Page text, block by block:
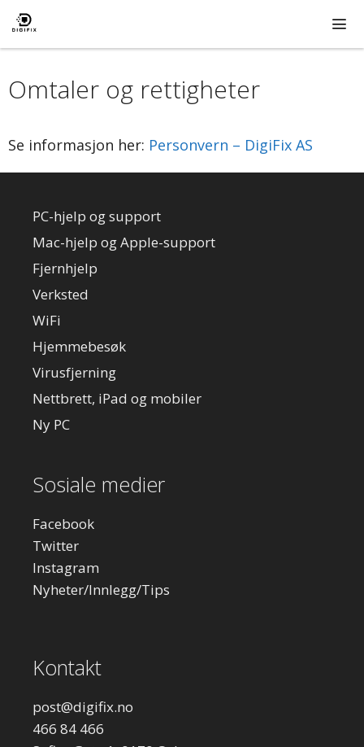
Hopp
til
innhold
Omtaler og rettigheter
Se informasjon her: Personvern – DigiFix AS
PC-hjelp og support
Mac-hjelp og Apple-support
Fjernhjelp
Verksted
WiFi
Hjemmebesøk
Virusfjerning
Nettbrett, iPad og mobiler
Ny PC
Sosiale medier
Facebook
Twitter
Instagram
Nyheter/Innlegg/Tips
Kontakt
post@digifix.no
466 84 466